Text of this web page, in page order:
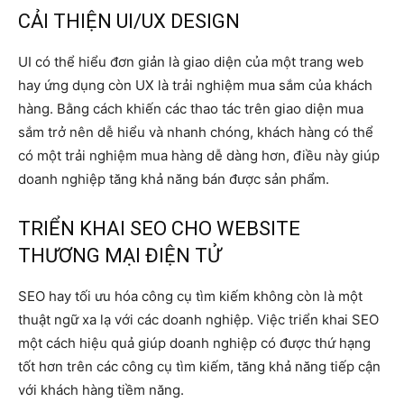
CẢI THIỆN UI/UX DESIGN
UI có thể hiểu đơn giản là giao diện của một trang web
hay ứng dụng còn UX là trải nghiệm mua sắm của khách
hàng. Bằng cách khiến các thao tác trên giao diện mua
sắm trở nên dễ hiểu và nhanh chóng, khách hàng có thể
có một trải nghiệm mua hàng dễ dàng hơn, điều này giúp
doanh nghiệp tăng khả năng bán được sản phẩm.
TRIỂN KHAI SEO CHO WEBSITE
THƯƠNG MẠI ĐIỆN TỬ
SEO hay tối ưu hóa công cụ tìm kiếm không còn là một
thuật ngữ xa lạ với các doanh nghiệp. Việc triển khai SEO
một cách hiệu quả giúp doanh nghiệp có được thứ hạng
tốt hơn trên các công cụ tìm kiếm, tăng khả năng tiếp cận
với khách hàng tiềm năng.